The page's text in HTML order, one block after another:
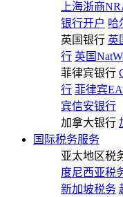
上海浙商
银行开户 哈
英国银行 英
行 英国
菲律宾银行
行 菲律宾
宾信安银行
加拿大银行
国际税务服务
亚太地区税
度尼西亚税
新加坡税务